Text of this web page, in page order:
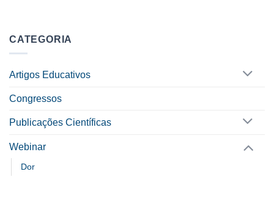
CATEGORIA
Artigos Educativos
Congressos
Publicações Científicas
Webinar
Dor